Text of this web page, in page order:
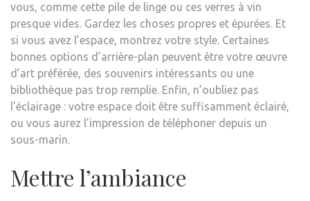
vous, comme cette pile de linge ou ces verres à vin
presque vides. Gardez les choses propres et épurées. Et
si vous avez l’espace, montrez votre style. Certaines
bonnes options d’arrière-plan peuvent être votre œuvre
d’art préférée, des souvenirs intéressants ou une
bibliothèque pas trop remplie. Enfin, n’oubliez pas
l’éclairage : votre espace doit être suffisamment éclairé,
ou vous aurez l’impression de téléphoner depuis un
sous-marin.
Mettre l’ambiance